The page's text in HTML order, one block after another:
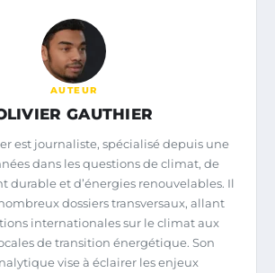
AUTEUR
GAUTHIER
est journaliste, spécialisé depuis une
dans les questions de climat, de
durable et d’énergies renouvelables. Il
dossiers transversaux, allant
internationales sur le climat aux
de transition énergétique. Son
vise à éclairer les enjeux